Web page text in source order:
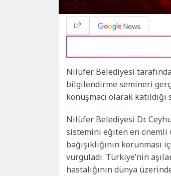
Nilüfer Belediyesi
bilgilendirme semineri
konuşmacı olarak
Nilüfer Belediyesi Dr.
sistemini eğiten en önemli
bağışıklığının
vurguladı. Türkiye’nin
hastalığının dünya